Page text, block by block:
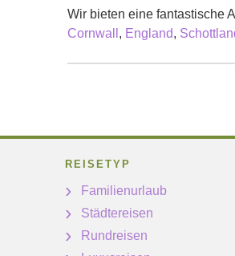
Wir bieten eine fantastische
Cornwall , England,
REISETYP
Familienurlaub
Städtereisen
Rundreisen